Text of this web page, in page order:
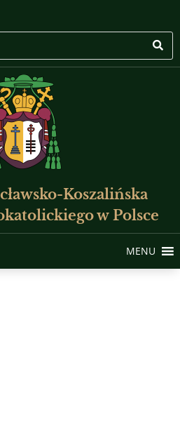
Koszalińska
w Polsce
MENU